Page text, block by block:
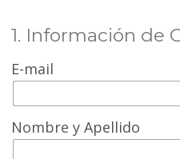
1. Información de
E-mail
Nombre y Apellido